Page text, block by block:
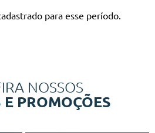
para esse período.
NOSSOS
E PROMOÇÕES